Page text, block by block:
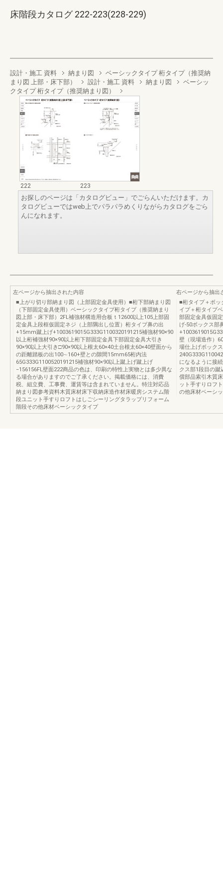
床階段カタログ 222-223(228-229)
設計・施工 資料 納まり図
ベーシックタイプ 桁タイプ（推奨納
まり図 上部・床下部）
設計・施工 資料 納まり図
ベーシッ
クタイプ 桁タイプ（推奨納まり図）
222
223
お探しのページは「カタログビュー」でごらんいただけます。カ
タログビューではweb上でパラパラめくりながらカタログをごら
んになれます。
左ページから抽出された内容
■上がり切り部納まり図（上部固定金具使用）■桁下部納まり図
（下部固定金具使用）ベーシックタイプ桁タイプ（推奨納まり
図上部・床下部）2FL補強材構造用合板ｔ12600以上105上部固
定金具上段框仮固定ネジ（上部隅出し位置）桁タイプ鼻の出
+15mm蹴上げ+1003619015G333G1100320191215補強材90×90
以上桁補強材90×90以上桁下部固定金具下部固定金具大引き
90×90以上大引き□90×90以上根太60×40土台根太60×40壁面から
の距離踏板の出100∼160+壁との隙間15mm65桁内法
65G333G1100520191215補強材90×90以上蹴上げ蹴上げ
−156156FL壁面222商品の色は、印刷の特性上実物とは多少異な
る場合がありますのでご了承ください。掲載価格には、消費
税、組立費、工事費、運賃等は含まれていません。特注対応品
納まり図参考資料木質床材床下収納床造作材床暖房システム階
段ユニット手すりロフトはしごシーリングタラップリフォーム
階段その他床材ベーシックタイプ
右ページから抽出
■桁タイプ＋ボッ
イプ＋桁タイプ
部固定金具仮固
げ-50ボックス部
壁（現場造作）
場仕上げボック
になるように接
クス部1段目の蹴
償部品索引木質
ット手すりロフ
の他床材ベーシ